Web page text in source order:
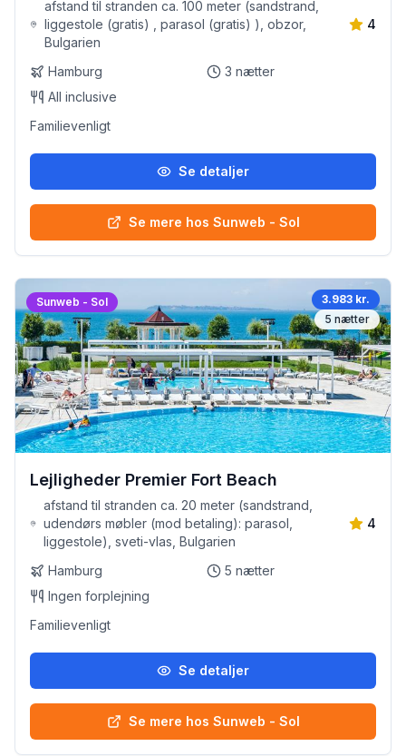
afstand til stranden ca. 100 meter (sandstrand,
liggestole (gratis) , parasol (gratis) ), obzor,
Bulgarien
4
Hamburg 3 nætter
All inclusive
Familievenligt
Se detaljer
Se mere hos Sunweb - Sol
Sunweb - Sol
3.983 kr.
5 nætter
Lejligheder Premier Fort Beach
afstand til stranden ca. 20 meter (sandstrand,
udendørs møbler (mod betaling): parasol,
liggestole), sveti-vlas, Bulgarien
4
Hamburg 5 nætter
Ingen forplejning
Familievenligt
Se detaljer
Se mere hos Sunweb - Sol